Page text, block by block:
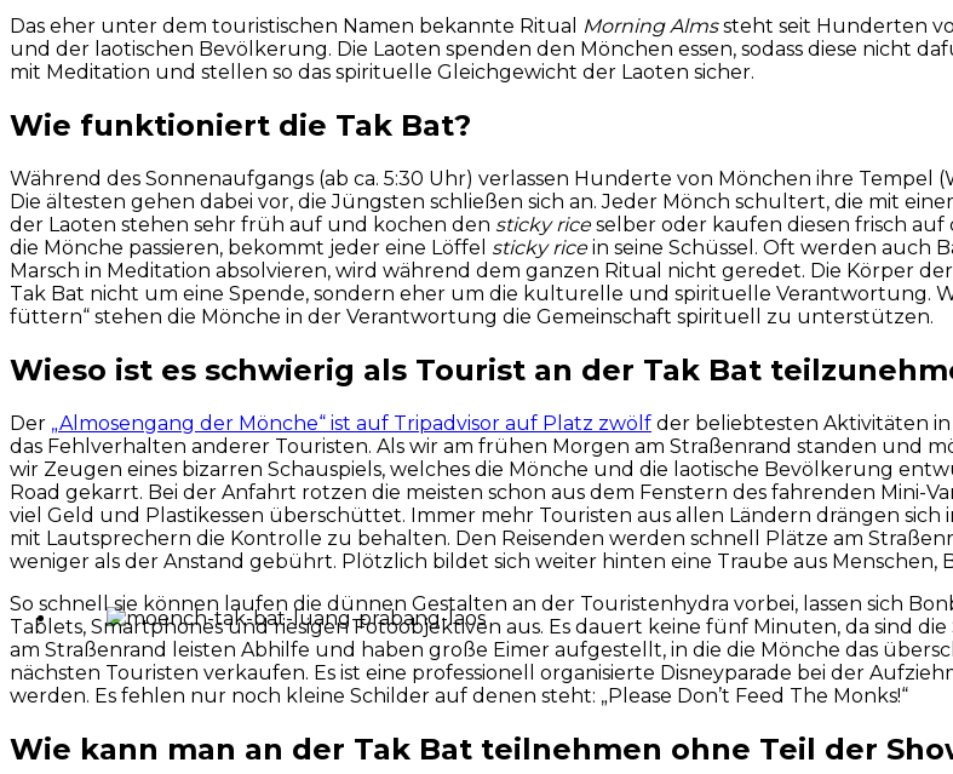
Das eher unter dem touristischen Namen bekannte Ritual Morning Almssteht seit Hunderten
und der laotischen Bevölkerung. Die Laoten spenden den Mönchen essen, sodass diese nicht
mit Meditation und stellen so das spirituelle Gleichgewicht der Laoten sicher.
Wie funktioniert die Tak Bat?
Während des Sonnenaufgangs (ab ca. 5:30 Uhr) verlassen Hunderte von Mönchen ihre
Die ältesten gehen dabei vor, die Jüngsten schließen sich an. Jeder Mönch schultert, die mit
der Laoten stehen sehr früh auf und kochen den sticky riceselber oder kaufen diesen frisch auf
die Mönche passieren, bekommt jeder eine Löffel sticky ricein seine Schüssel. Oft werden auch
Marsch in Meditation absolvieren, wird während dem ganzen Ritual nicht geredet. Die Körper
Tak Bat nicht um eine Spende, sondern eher um die kulturelle und spirituelle Verantwortung.
füttern“ stehen die Mönche in der Verantwortung die Gemeinschaft spirituell zu unterstützen.
Wieso ist es schwierig als Tourist an der Tak Bat
Der „Almosengang der Mönche“ ist auf Tripadvisor auf Platz zwölf der beliebtesten Aktivitäten
das Fehlverhalten anderer Touristen. Als wir am frühen Morgen am Straßenrand standen und
wir Zeugen eines bizarren Schauspiels, welches die Mönche und die laotische Bevölkerung
Road gekarrt. Bei der Anfahrt rotzen die meisten schon aus dem Fenstern des fahrenden Mini-
viel Geld und Plastikessen überschüttet. Immer mehr Touristen aus allen Ländern drängen sich
mit Lautsprechern die Kontrolle zu behalten. Den Reisenden werden schnell Plätze am
weniger als der Anstand gebührt. Plötzlich bildet sich weiter hinten eine Traube aus
So schnell sie können laufen die dünnen Gestalten an der Touristenhydra vorbei, lassen sich
Tablets, Smartphones und riesigen Fotoobjektiven aus. Es dauert keine fünf Minuten, da sind
am Straßenrand leisten Abhilfe und haben große Eimer aufgestellt, in die die Mönche das
nächsten Touristen verkaufen. Es ist eine professionell organisierte Disneyparade bei der
werden. Es fehlen nur noch kleine Schilder auf denen steht: „Please Don’t Feed The Monks!“
Wie kann man an der Tak Bat teilnehmen ohne Teil der